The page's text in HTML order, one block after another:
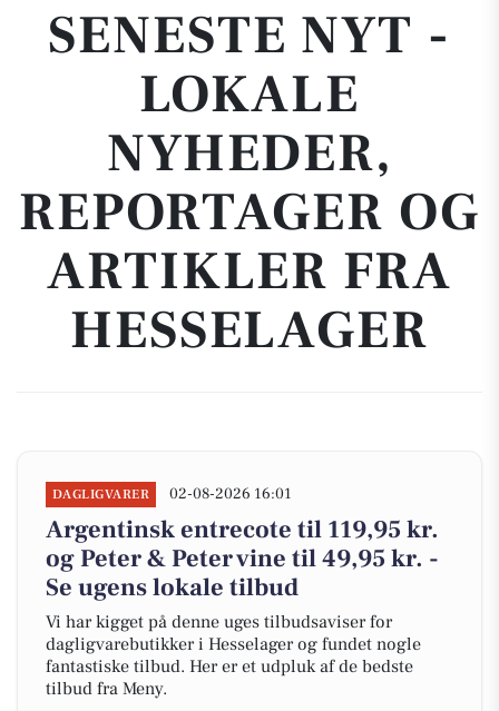
SENESTE NYT -
LOKALE
NYHEDER,
REPORTAGER OG
ARTIKLER FRA
HESSELAGER
DAGLIGVARER 02-08-2026 16:01
Argentinsk entrecote til 119,95 kr.
og Peter & Peter vine til 49,95 kr. -
Se ugens lokale tilbud
Vi har kigget på denne uges tilbudsaviser for
dagligvarebutikker i Hesselager og fundet nogle
fantastiske tilbud. Her er et udpluk af de bedste
tilbud fra Meny.